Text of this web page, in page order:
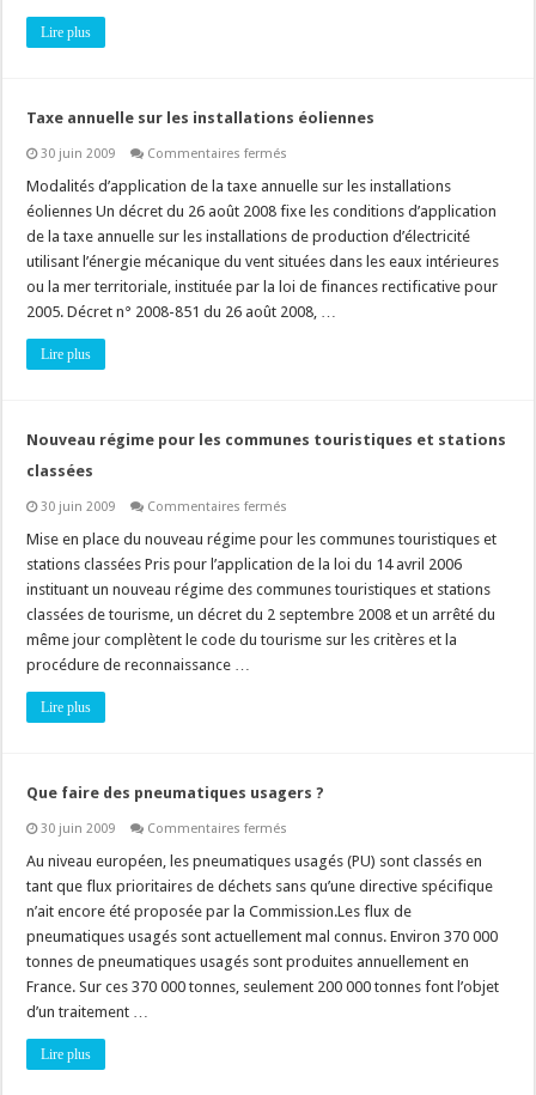
Lire plus
Taxe annuelle sur les installations éoliennes
30 juin 2009 Commentaires fermés
annuelle
les
installations
éoliennes
Modalités d’application de la taxe annuelle sur les installations
éoliennes Un décret du 26 août 2008 fixe les conditions d’application
de la taxe annuelle sur les installations de production d’électricité
utilisant l’énergie mécanique du vent situées dans les eaux intérieures
ou la mer territoriale, instituée par la loi de finances rectificative pour
2005. Décret n° 2008-851 du 26 août 2008, …
Lire plus
Nouveau régime pour les communes touristiques et stations
classées
30 juin 2009 Commentaires fermés
régime
les
communes
touristiques
et
stations
classées
Mise en place du nouveau régime pour les communes touristiques et
stations classées Pris pour l’application de la loi du 14 avril 2006
instituant un nouveau régime des communes touristiques et stations
classées de tourisme, un décret du 2 septembre 2008 et un arrêté du
même jour complètent le code du tourisme sur les critères et la
procédure de reconnaissance …
Lire plus
Que faire des pneumatiques usagers ?
30 juin 2009 Commentaires fermés
faire
pneumatiques
usagers
?
Au niveau européen, les pneumatiques usagés (PU) sont classés en
tant que flux prioritaires de déchets sans qu’une directive spécifique
n’ait encore été proposée par la Commission.Les flux de
pneumatiques usagés sont actuellement mal connus. Environ 370 000
tonnes de pneumatiques usagés sont produites annuellement en
France. Sur ces 370 000 tonnes, seulement 200 000 tonnes font l’objet
d’un traitement …
Lire plus